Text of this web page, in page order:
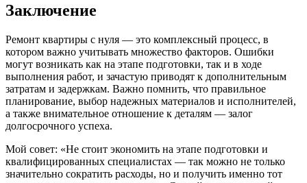
Заключение
Ремонт квартиры с нуля — это комплексный процесс, в
котором важно учитывать множество факторов. Ошибки
могут возникать как на этапе подготовки, так и в ходе
выполнения работ, и зачастую приводят к дополнительным
затратам и задержкам. Важно помнить, что правильное
планирование, выбор надежных материалов и исполнителей,
а также внимательное отношение к деталям — залог
долгосрочного успеха.
Мой совет: «Не стоит экономить на этапе подготовки и
квалифицированных специалистах — так можно не только
значительно сократить расходы, но и получить именно тот